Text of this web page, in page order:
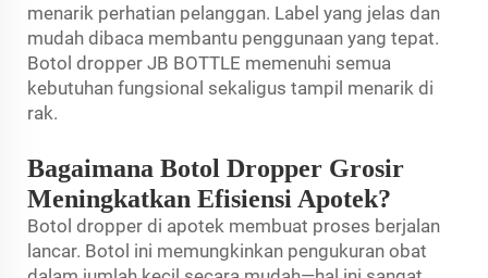
menarik perhatian pelanggan. Label yang jelas dan
mudah dibaca membantu penggunaan yang tepat.
Botol dropper JB BOTTLE memenuhi semua
kebutuhan fungsional sekaligus tampil menarik di
rak.
Bagaimana Botol Dropper Grosir
Meningkatkan Efisiensi Apotek?
Botol dropper di apotek membuat proses berjalan
lancar. Botol ini memungkinkan pengukuran obat